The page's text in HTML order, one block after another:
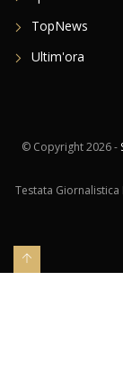
TopNews
Ultim'ora
© Copyright2026 -
Testata